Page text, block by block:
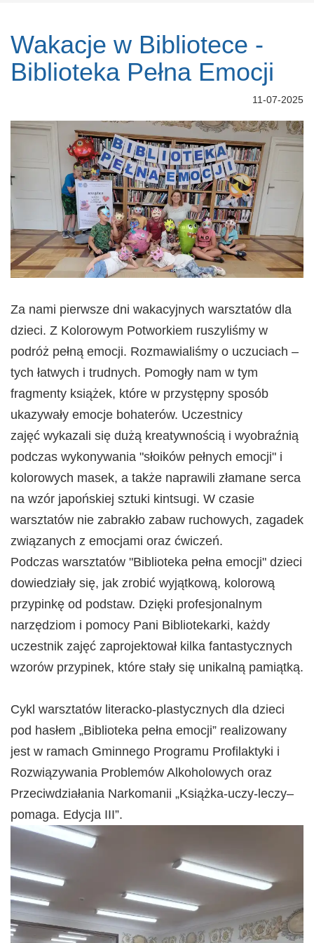
Wakacje w Bibliotece -
Biblioteka Pełna Emocji
11-07-2025
Za nami pierwsze dni wakacyjnych warsztatów dla
dzieci. Z Kolorowym Potworkiem ruszyliśmy w
podróż pełną emocji. Rozmawialiśmy o uczuciach –
tych łatwych i trudnych. Pomogły nam w tym
fragmenty książek, które w przystępny sposób
ukazywały emocje bohaterów. Uczestnicy
zajęć wykazali się dużą kreatywnością i wyobraźnią
podczas wykonywania "słoików pełnych emocji" i
kolorowych masek, a także naprawili złamane serca
na wzór japońskiej sztuki kintsugi. W czasie
warsztatów nie zabrakło zabaw ruchowych, zagadek
związanych z emocjami oraz ćwiczeń.
Podczas warsztatów "Biblioteka pełna emocji" dzieci
dowiedziały się, jak zrobić wyjątkową, kolorową
przypinkę od podstaw. Dzięki profesjonalnym
narzędziom i pomocy Pani Bibliotekarki, każdy
uczestnik zajęć zaprojektował kilka fantastycznych
wzorów przypinek, które stały się unikalną pamiątką.
Cykl warsztatów literacko-plastycznych dla dzieci
pod hasłem „Biblioteka pełna emocji” realizowany
jest w ramach Gminnego Programu Profilaktyki i
Rozwiązywania Problemów Alkoholowych oraz
Przeciwdziałania Narkomanii „Książka-uczy-leczy–
pomaga. Edycja III”.